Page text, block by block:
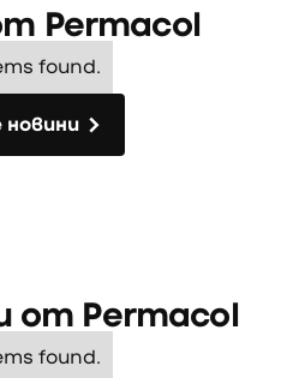
Permacol
found.
от Permacol
found.